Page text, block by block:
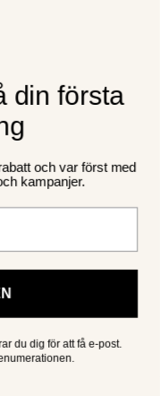
din första
och var först med
kampanjer.
du dig för att få e-post.